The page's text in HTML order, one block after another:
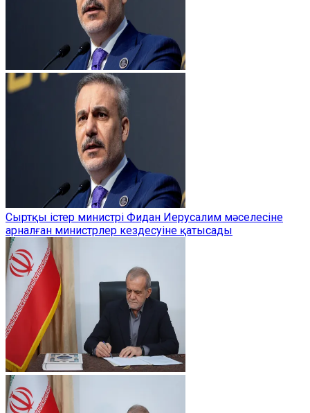
Сыртқы істер министрі Фидан Иерусалим мәселесіне
арналған министрлер кездесуіне қатысады